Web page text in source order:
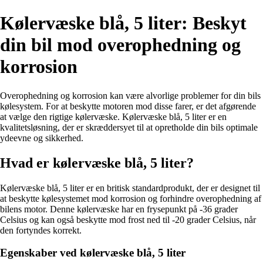
Kølervæske blå, 5 liter: Beskyt
din bil mod overophedning og
korrosion
Overophedning og korrosion kan være alvorlige problemer for din bils
kølesystem. For at beskytte motoren mod disse farer, er det afgørende
at vælge den rigtige kølervæske. Kølervæske blå, 5 liter er en
kvalitetsløsning, der er skræddersyet til at opretholde din bils optimale
ydeevne og sikkerhed.
Hvad er kølervæske blå, 5 liter?
Kølervæske blå, 5 liter er en britisk standardprodukt, der er designet til
at beskytte kølesystemet mod korrosion og forhindre overophedning af
bilens motor. Denne kølervæske har en frysepunkt på -36 grader
Celsius og kan også beskytte mod frost ned til -20 grader Celsius, når
den fortyndes korrekt.
Egenskaber ved kølervæske blå, 5 liter